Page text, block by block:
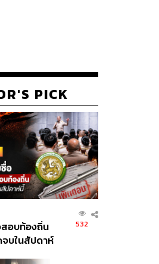
PICK
อบท้องถิ่น
บในสัปดาห์
532